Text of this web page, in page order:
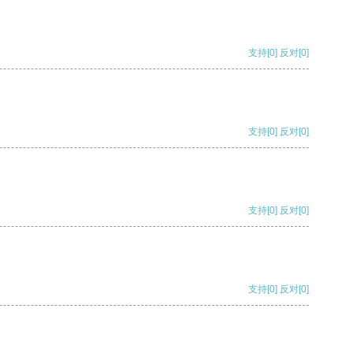
支持[0] 反对[0]
支持[0] 反对[0]
支持[0] 反对[0]
支持[0] 反对[0]